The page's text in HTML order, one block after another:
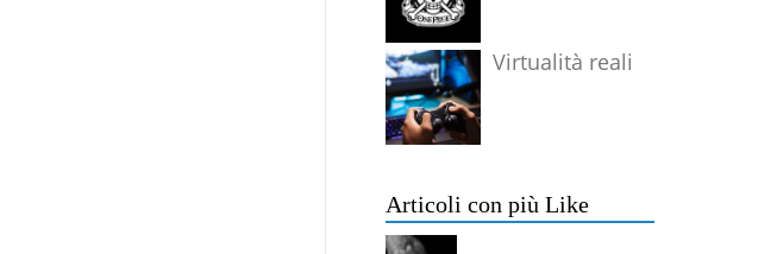
Virtualità reali
Articoli con più Like